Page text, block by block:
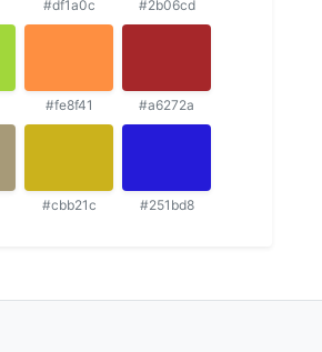
#df1a0c #2b06cd
#fe8f41 #a6272a
#cbb21c #251bd8